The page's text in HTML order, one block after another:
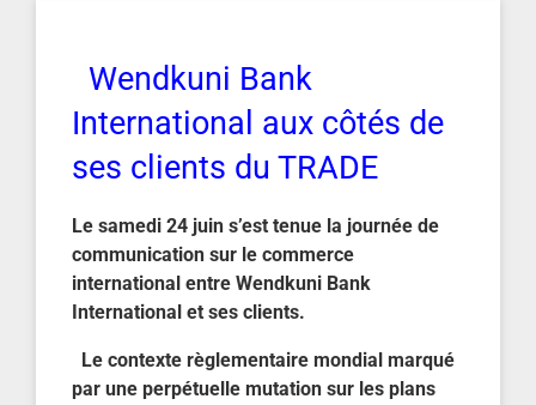
Wendkuni Bank
International aux côtés de
ses clients du TRADE
Le samedi 24 juin s’est tenue la journée de
communication sur le commerce
international entre Wendkuni Bank
International et ses clients.
Le contexte règlementaire mondial marqué
par une perpétuelle mutation sur les plans